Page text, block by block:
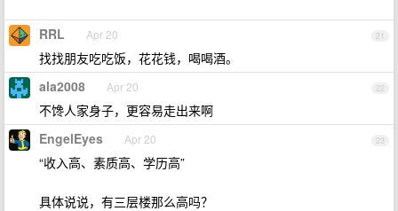
21
RRL Apr 20
找找朋友吃吃饭，花花钱，喝喝酒。
22
ala2008 Apr 20
不馋人家身子，更容易走出来啊
23
EngelEyes Apr 20
“收入高、素质高、学历高”
具体说说，有三层楼那么高吗？